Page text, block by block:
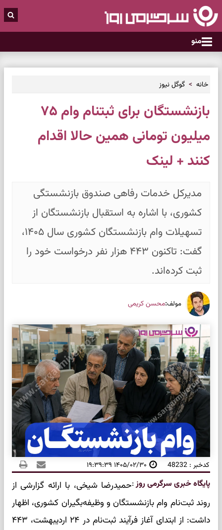
منو
خانه گوگل نیوز
بازنشستگان برای ثبتنام وام ۷۵
میلیون تومانی همین حالا اقدام
کنند + لینک
مدیرکل خدمات رفاهی صندوق بازنشستگی
کشوری، با اشاره به استقبال بازنشستگان از
تسهیلات وام بازنشستگان کشوری سال ۱۴۰۵،
گفت: تاکنون ۴۴۳ هزار نفر درخواست خود را
ثبت کرده‌اند.
مولف:محسن کریمی
کدخبر : 48232 ۱۴۰۵/۰۲/۳۰ ۱۹:۳۹:۳۹
پایگاه خبری سرگرمی روز:حمیدرضا شیخی، با ارائه گزارشی از
روند ثبت‌نام وام بازنشستگان و وظیفه‌بگیران کشوری، اظهار
داشت: از ابتدای آغاز فرآیند ثبت‌نام در ۲۴ اردیبهشت‌، ۴۴۳